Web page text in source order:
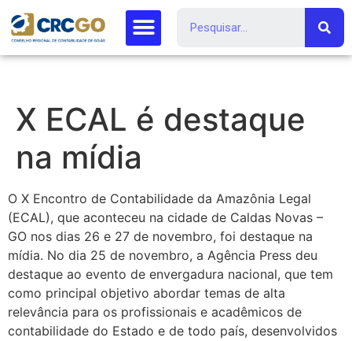
X ECAL é destaque
na mídia
O X Encontro de Contabilidade da Amazônia Legal
(ECAL), que aconteceu na cidade de Caldas Novas –
GO nos dias 26 e 27 de novembro, foi destaque na
mídia. No dia 25 de novembro, a Agência Press deu
destaque ao evento de envergadura nacional, que tem
como principal objetivo abordar temas de alta
relevância para os profissionais e acadêmicos de
contabilidade do Estado e de todo país, desenvolvidos